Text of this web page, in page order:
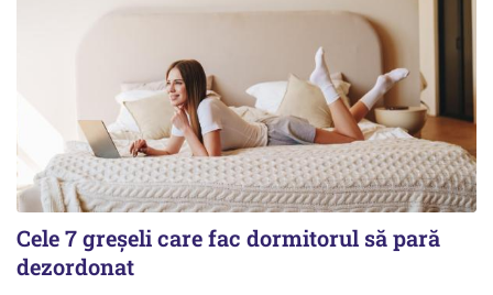
Cele 7 greșeli care fac dormitorul să pară
dezordonat